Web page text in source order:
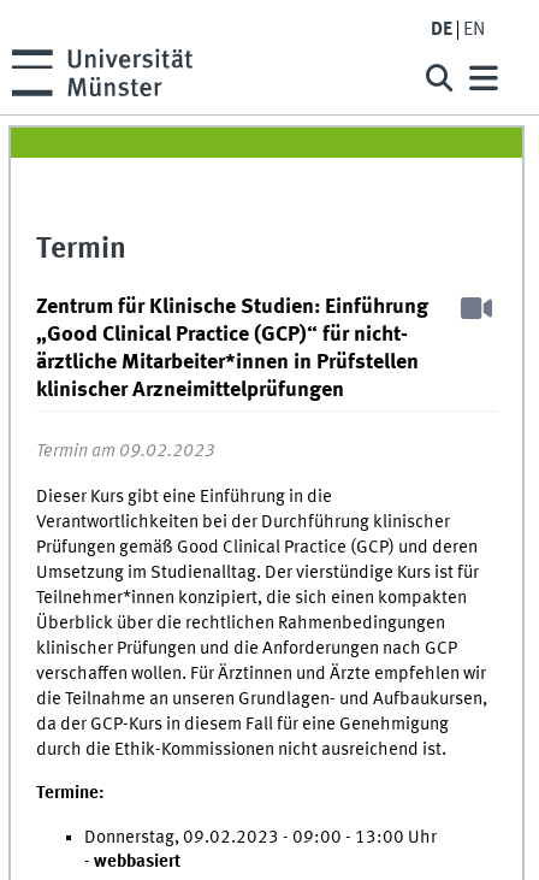
DE EN
Termin
Zentrum für Klinische Studien: Einführung
„Good Clinical Practice (GCP)“ für nicht-
ärztliche Mitarbeiter*innen in Prüfstellen
klinischer Arzneimittelprüfungen
Termin am 09.02.2023
Dieser Kurs gibt eine Einführung in die
Verantwortlichkeiten bei der Durchführung klinischer
Prüfungen gemäß Good Clinical Practice (GCP) und deren
Umsetzung im Studienalltag. Der vierstündige Kurs ist für
Teilnehmer*innen konzipiert, die sich einen kompakten
Überblick über die rechtlichen Rahmenbedingungen
klinischer Prüfungen und die Anforderungen nach GCP
verschaffen wollen. Für Ärztinnen und Ärzte empfehlen wir
die Teilnahme an unseren Grundlagen- und Aufbaukursen,
da der GCP-Kurs in diesem Fall für eine Genehmigung
durch die Ethik-Kommissionen nicht ausreichend ist.
Termine:
Donnerstag, 09.02.2023 - 09:00 - 13:00 Uhr
-webbasiert